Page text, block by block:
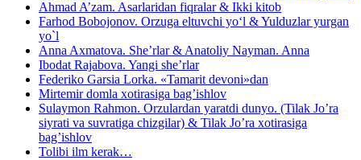
Ahmad A’zam. Asarlaridan fiqralar & Ikki kitob
Farhod Bobojonov. Orzuga eltuvchi yo‘l & Yulduzlar yurgan
yo`l
Anna Axmatova. She’rlar & Anatoliy Nayman. Anna
Ibodat Rajabova. Yangi she’rlar
Federiko Garsia Lorka. «Tamarit devoni»dan
Mirtemir domla xotirasiga bag’ishlov
Sulaymon Rahmon. Orzulardan yaratdi dunyo. (Tilak Jo’ra
siyrati va suvratiga chizgilar) & Tilak Jo’ra xotirasiga
bag’ishlov
Tolibi ilm kerak…